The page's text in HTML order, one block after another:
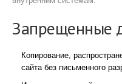
Запрещенные
Копирование,
сайта без письменного